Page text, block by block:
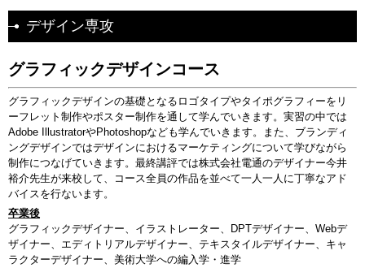
デザイン専攻
グラフィックデザインコース
グラフィックデザインの基礎となるロゴタイプやタイポグラフィーをリ
ーフレット制作やポスター制作を通して学んでいきます。実習の中では
Adobe IllustratorやPhotoshopなども学んでいきます。また、ブランディ
ングデザインではデザインにおけるマーケティングについて学びながら
制作につなげていきます。最終講評では株式会社電通のデザイナー今井
裕介先生が来校して、コース全員の作品を並べて一人一人に丁寧なアド
バイスを行ないます。
卒業後
グラフィックデザイナー、イラストレーター、DPTデザイナー、Webデ
ザイナー、エディトリアルデザイナー、テキスタイルデザイナー、キャ
ラクターデザイナー、美術大学への編入学・進学